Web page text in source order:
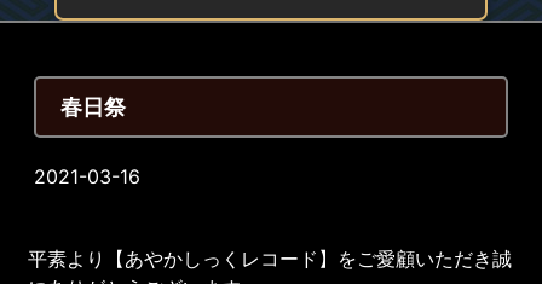
春日祭
2021-03-16
平素より【あやかしっくレコード】をご愛顧いただき誠